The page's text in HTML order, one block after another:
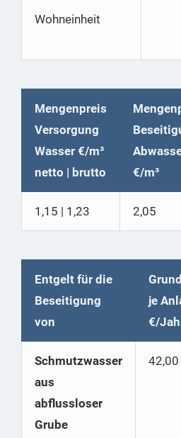
Wohneinheit
Mengenpreis
Versorgung
Wasser €/m³
netto | brutto
€/m³
1,15 | 1,23 2,05
Entgelt für die
Beseitigung
von
je
€/
Schmutzwasser
aus
abflussloser
Grube
42,00